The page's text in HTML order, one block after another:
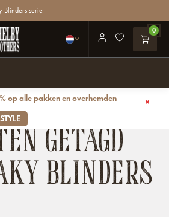
Blinders serie
0
op alle pakken en overhemden
GETAGD
BLINDERS